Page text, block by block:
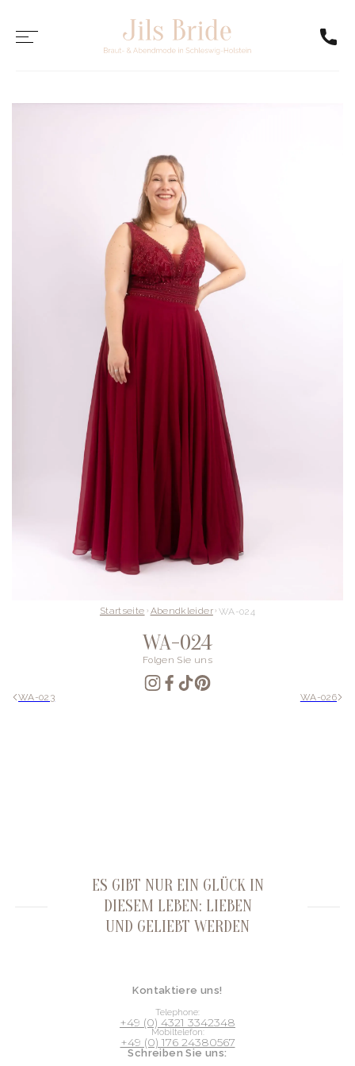
Startseite Abendkleider WA-024
WA-024
Folgen Sie uns
WA-023 WA-026
ES GIBT NUR EIN GLÜCK IN
DIESEM LEBEN: LIEBEN
UND GELIEBT WERDEN
Kontaktiere uns!
Telephone:
+49 (0) 4321 3342348
Mobiltelefon:
+49 (0) 176 24380567
Schreiben Sie uns: